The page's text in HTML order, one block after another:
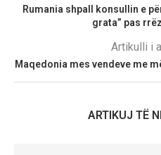
Rumania shpall konsullin e
grata” pas
Artikulli i
Maqedonia mes vendeve me
ARTIKUJ TË